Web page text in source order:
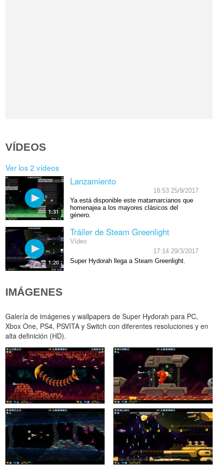
VÍDEOS
Ver los 2 vídeos
1:31
Lanzamiento
18:53 25/9/2017
Ya está disponible este matamarcianos que
homenajea a los mayores clásicos del
género.
1:20
Tráiler de Steam Greenlight
Vídeo
17:14 29/3/2017
Super Hydorah llega a Steam Greenlight.
IMÁGENES
Galería de imágenes y wallpapers de Super Hydorah para PC,
Xbox One, PS4, PSVITA y Switch con diferentes resoluciones y en
alta definición (HD).